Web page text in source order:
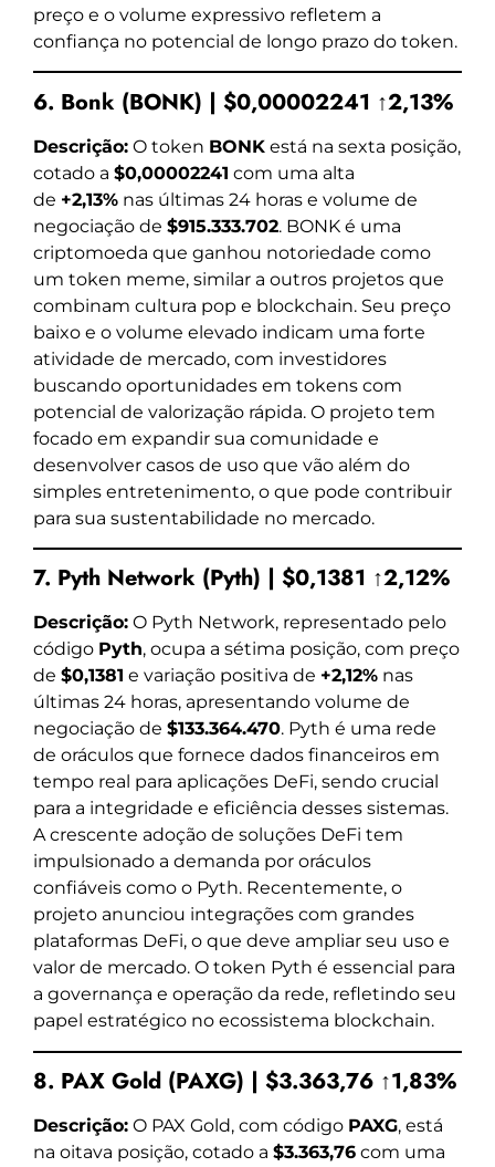
preço e o volume expressivo refletem a
confiança no potencial de longo prazo do token.
6. Bonk (BONK) | $0,00002241 ↑2,13%
Descrição: O token BONK está na sexta posição,
cotado a $0,00002241 com uma alta
de +2,13% nas últimas 24 horas e volume de
negociação de $915.333.702. BONK é uma
criptomoeda que ganhou notoriedade como
um token meme, similar a outros projetos que
combinam cultura pop e blockchain. Seu preço
baixo e o volume elevado indicam uma forte
atividade de mercado, com investidores
buscando oportunidades em tokens com
potencial de valorização rápida. O projeto tem
focado em expandir sua comunidade e
desenvolver casos de uso que vão além do
simples entretenimento, o que pode contribuir
para sua sustentabilidade no mercado.
7. Pyth Network (Pyth) | $0,1381 ↑2,12%
Descrição: O Pyth Network, representado pelo
código Pyth, ocupa a sétima posição, com preço
de $0,1381 e variação positiva de +2,12% nas
últimas 24 horas, apresentando volume de
negociação de $133.364.470. Pyth é uma rede
de oráculos que fornece dados financeiros em
tempo real para aplicações DeFi, sendo crucial
para a integridade e eficiência desses sistemas.
A crescente adoção de soluções DeFi tem
impulsionado a demanda por oráculos
confiáveis como o Pyth. Recentemente, o
projeto anunciou integrações com grandes
plataformas DeFi, o que deve ampliar seu uso e
valor de mercado. O token Pyth é essencial para
a governança e operação da rede, refletindo seu
papel estratégico no ecossistema blockchain.
8. PAX Gold (PAXG) | $3.363,76 ↑1,83%
Descrição: O PAX Gold, com código PAXG, está
na oitava posição, cotado a $3.363,76 com uma